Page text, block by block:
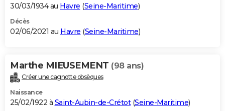
30/03/1934 au Havre (Seine-Maritime)
Décès
02/06/2021 au Havre (Seine-Maritime)
Marthe MIEUSEMENT (98 ans)
Créer une cagnotte obsèques
Naissance
25/02/1922 à Saint-Aubin-de-Crétot(Seine-Maritime)